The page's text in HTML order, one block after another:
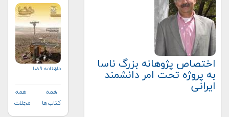
اختصاص پژوهانه بزرگ ناسا
به پروژه تحت امر دانشمند
ایرانی
ماهنامه فضا
همه
کتاب‌ها
همه
مجلات